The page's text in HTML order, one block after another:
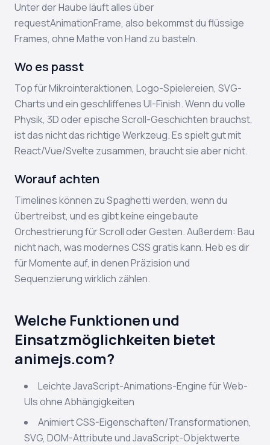
Unter der Haube läuft alles über
requestAnimationFrame, also bekommst du flüssige
Frames, ohne Mathe von Hand zu basteln.
Wo es passt
Top für Mikrointeraktionen, Logo-Spielereien, SVG-
Charts und ein geschliffenes UI-Finish. Wenn du volle
Physik, 3D oder epische Scroll-Geschichten brauchst,
ist das nicht das richtige Werkzeug. Es spielt gut mit
React/Vue/Svelte zusammen, braucht sie aber nicht.
Worauf achten
Timelines können zu Spaghetti werden, wenn du
übertreibst, und es gibt keine eingebaute
Orchestrierung für Scroll oder Gesten. Außerdem: Bau
nicht nach, was modernes CSS gratis kann. Heb es dir
für Momente auf, in denen Präzision und
Sequenzierung wirklich zählen.
Welche Funktionen und
Einsatzmöglichkeiten bietet
animejs.com?
Leichte JavaScript-Animations-Engine für Web-
UIs ohne Abhängigkeiten
Animiert CSS-Eigenschaften/Transformationen,
SVG, DOM-Attribute und JavaScript-Objektwerte